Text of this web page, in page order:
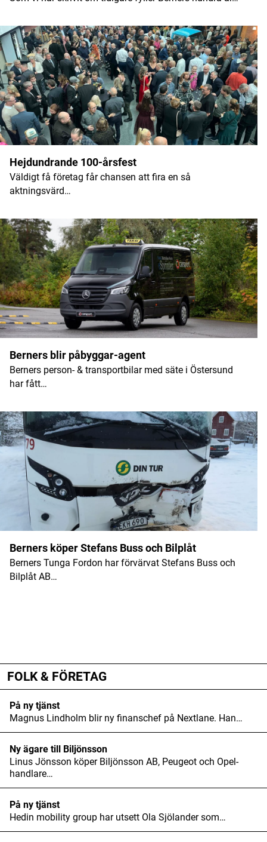
Hejdundrande 100-årsfest
Väldigt få företag får chansen att fira en så
aktningsvärd…
Berners blir påbyggar-agent
Berners person- & transportbilar med säte i Östersund
har fått…
Berners köper Stefans Buss och Bilplåt
Berners Tunga Fordon har förvärvat Stefans Buss och
Bilplåt AB…
FOLK & FÖRETAG
På ny tjänst
Magnus Lindholm blir ny finanschef på Nextlane. Han…
Ny ägare till Biljönsson
Linus Jönsson köper Biljönsson AB, Peugeot och Opel-
handlare…
På ny tjänst
Hedin mobility group har utsett Ola Sjölander som…